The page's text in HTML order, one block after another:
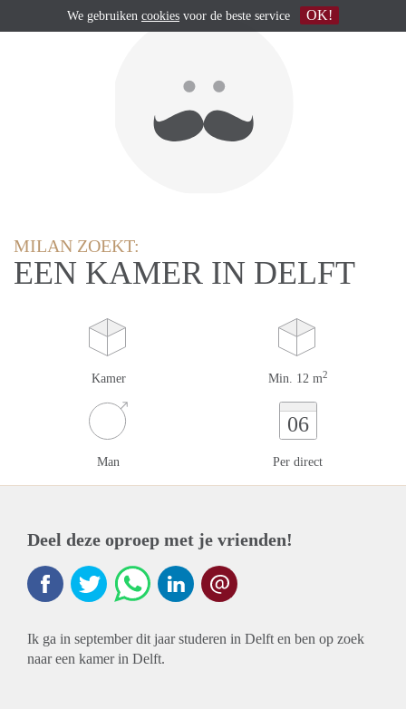
MILAN ZOEKT:
EEN KAMER IN DELFT
Kamer Min. 12 m2
Man
06
Per direct
Deel deze oproep met je vrienden!
Ik ga in september dit jaar studeren in Delft en ben op zoek
naar een kamer in Delft.
We gebruiken cookies voor de beste service OK!